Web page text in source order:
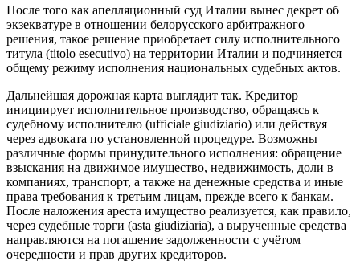
После того как апелляционный суд Италии вынес декрет об
экзекватуре в отношении белорусского арбитражного
решения, такое решение приобретает силу исполнительного
титула (titolo esecutivo) на территории Италии и подчиняется
общему режиму исполнения национальных судебных актов.
Дальнейшая дорожная карта выглядит так. Кредитор
инициирует исполнительное производство, обращаясь к
судебному исполнителю (ufficiale giudiziario) или действуя
через адвоката по установленной процедуре. Возможны
различные формы принудительного исполнения: обращение
взыскания на движимое имущество, недвижимость, доли в
компаниях, транспорт, а также на денежные средства и иные
права требования к третьим лицам, прежде всего к банкам.
После наложения ареста имущество реализуется, как правило,
через судебные торги (asta giudiziaria), а вырученные средства
направляются на погашение задолженности с учётом
очередности и прав других кредиторов.